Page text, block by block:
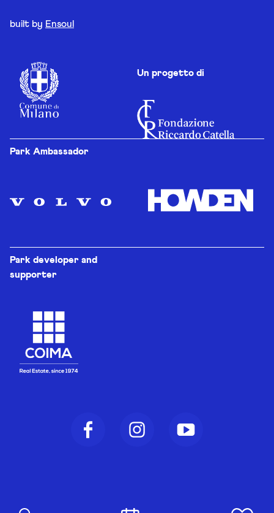
built by Ensoul
Un progetto di
Park Ambassador
Park developer and
supporter